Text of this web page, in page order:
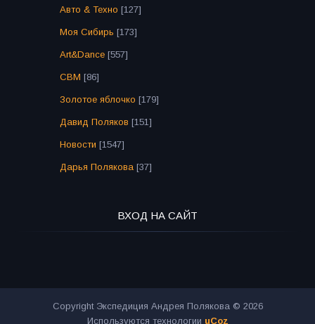
Авто & Техно [127]
Моя Сибирь [173]
Art&Dance [557]
СВМ [86]
Золотое яблочко [179]
Давид Поляков [151]
Новости [1547]
Дарья Полякова [37]
ВХОД НА САЙТ
Copyright Экспедиция Андрея Полякова © 2026
Используются технологии uCoz